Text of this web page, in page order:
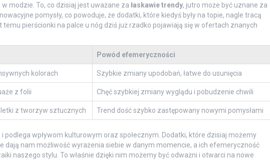
modzie. To, co dzisiaj jest uważane za łaskawie trendy, jutro może być uznane za
pomysły, co powoduje, że dodatki, które kiedyś były na topie, nagle tracą
temu pierścionki na palce u nóg dziś już rzadko pojawiają się w ofertach znanych
Powód efemeryczności
kolorach Szybkie zmiany upodobań, łatwe do usunięcia
z folii Chęć szybkiej zmiany wyglądu i pobudzenie chwili
z tworzyw sztucznych Trend dość szybko zastępowany nowymi pomysłami
wpływom kulturowym oraz społecznym. Dodatki, które dzisiaj możemy
dają nam możliwość wyrażenia siebie w danym momencie, a ich efemeryczność
naszego stylu. To właśnie dzięki nim możemy być odważni i otwarci na nowe